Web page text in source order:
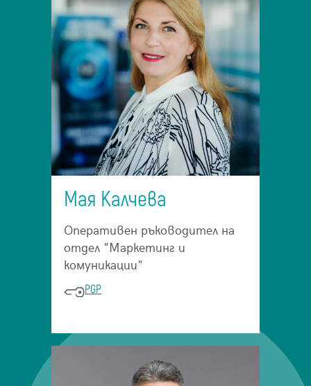
Мая Калчева
Оперативен ръководител на
отдел "Маркетинг и
комуникации"
PGP